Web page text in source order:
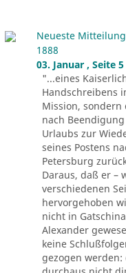
Neueste
1888
03. Januar , Seite 5
"...eines
Handschreibens
Mission,
nach
Urlaubs zur
seines Postens
Petersburg
Daraus, daß er –
verschiedenen
hervorgehoben
nicht in
Alexander
keine
gezogen werden: